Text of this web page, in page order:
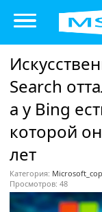
Search
а у Bing
которой
лет
Категория:
Просмотров: 48